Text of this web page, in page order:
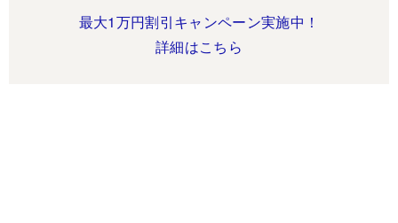
最大1万円割引キャンペーン実施中！
詳細はこちら